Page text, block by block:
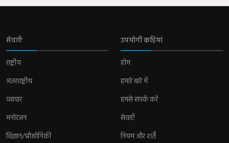
सेवाएँ
राष्ट्रीय
अंतरराष्ट्रीय
व्यापार
मनोरंजन
विज्ञान/प्रौद्योगिकी
उपयोगी कड़ियां
होम
हमारे बारे में
हमसे संपर्क करें
सेवाएँ
नियम और शर्तें